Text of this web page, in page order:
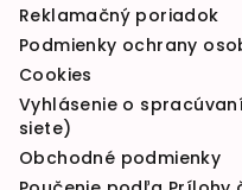
Reklamačný poriadok
Podmienky ochrany
Cookies
Vyhlásenie o
siete)
Obchodné podmienky